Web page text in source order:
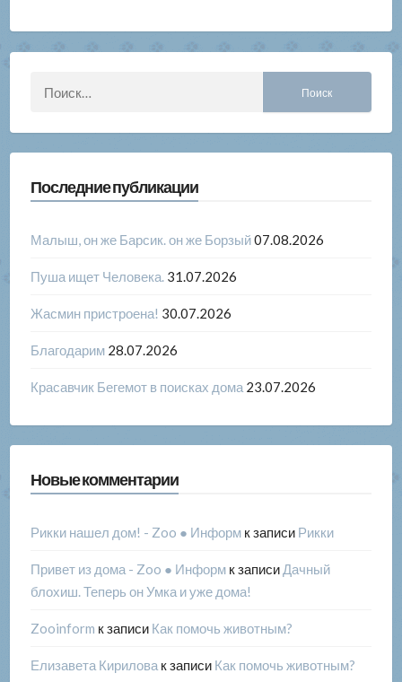
Последние публикации
Малыш, он же Барсик. он же Борзый07.08.2026
Пуша ищет Человека. 31.07.2026
Жасмин пристроена! 30.07.2026
Благодарим 28.07.2026
Красавчик Бегемот в поисках дома 23.07.2026
Новые комментарии
Рикки нашел дом! - Zoo ● Информк записи Рикки
Привет из дома - Zoo ● Информк записи Дачный
блохиш. Теперь он Умка и уже дома!
Zooinform к записи Как помочь животным?
Елизавета Кириловак записи Как помочь животным?